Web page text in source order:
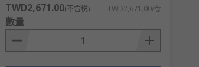
TWD2,671.00(不含稅) TWD2,671.00/卷
數量